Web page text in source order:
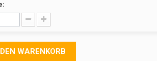
WARENKORB